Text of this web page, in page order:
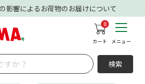
影響によるお荷物のお届けについて
0
カート メニュー
検索